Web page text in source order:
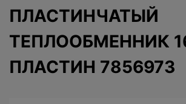
ПЛАСТИНЧАТЫЙ
ТЕПЛООБМЕННИК
ПЛАСТИН 7856973